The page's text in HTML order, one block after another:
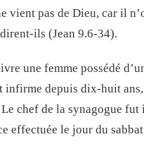
vient pas de Dieu, car il
ils (Jean 9.6-34).
une femme possédé
infirme depuis dix-huit
chef de la synagogue fut
effectuée le jour du